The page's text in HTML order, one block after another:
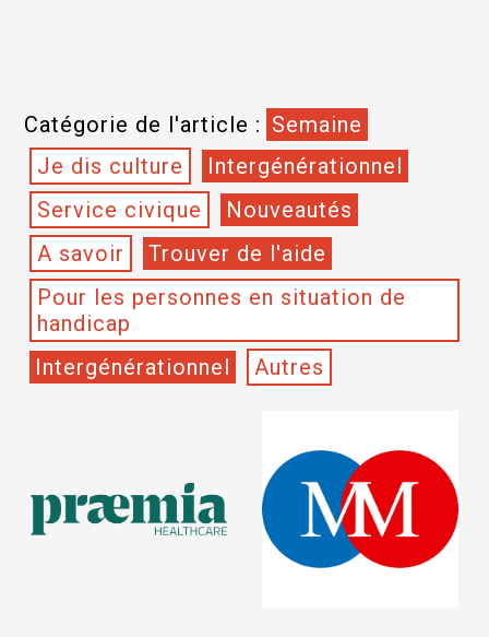
Catégorie de l'article : Semaine
Je dis culture
Intergénérationnel
Service civique
Nouveautés
A savoir
Trouver de l'aide
Pour les personnes en situation de
handicap
Intergénérationnel
Autres